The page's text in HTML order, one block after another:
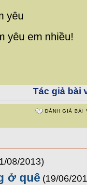
yêu
yêu em nhiều!
Tác giả bài
ĐÁNH GIÁ BÀI
08/2013)
ở quê (19/06/